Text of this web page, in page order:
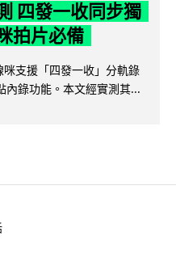
四發一收同步獨
拍片必備
支援「四發一收」分軌錄
錄功能。本文經實測其...